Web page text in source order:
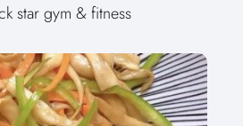
star gym & fitness